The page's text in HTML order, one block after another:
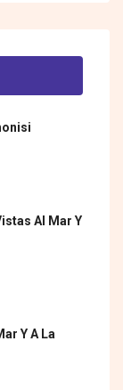
Al Mar Y
Y A La